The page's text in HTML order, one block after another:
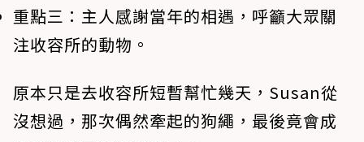
重點三： 主人感謝當年的相遇，呼籲大眾關
注收容所的動物。
原本只是去收容所短暫幫忙幾天，Susan從
沒想過，那次偶然牽起的狗繩，最後竟會成